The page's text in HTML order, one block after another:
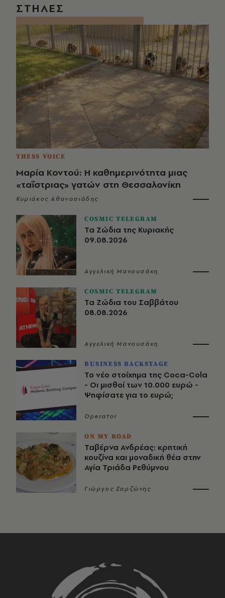
ΣΤΗΛΕΣ
THESS VOICE
Μαρία Κοντού: Η καθημερινότητα μιας
«ταΐστριας» γατών στη Θεσσαλονίκη
Κυριάκος Αθανασιάδης
COSMIC TELEGRAM
Τα Ζώδια της Κυριακής
09.08.2026
Αγγελική Μανουσάκη
COSMIC TELEGRAM
Τα Ζώδια του Σαββάτου
08.08.2026
Αγγελική Μανουσάκη
BUSINESS BACKSTAGE
Το νέο στοίχημα της Coca-Cola
- Οι μισθοί των 10.000 ευρώ -
Ψηφίσατε για το ευρώ;
Operator
ON MY ROAD
Ταβέρνα Ανδρέας: κρητική
κουζίνα και μοναδική θέα στην
Αγία Τριάδα Ρεθύμνου
Γιώργος Ζαρζώνης